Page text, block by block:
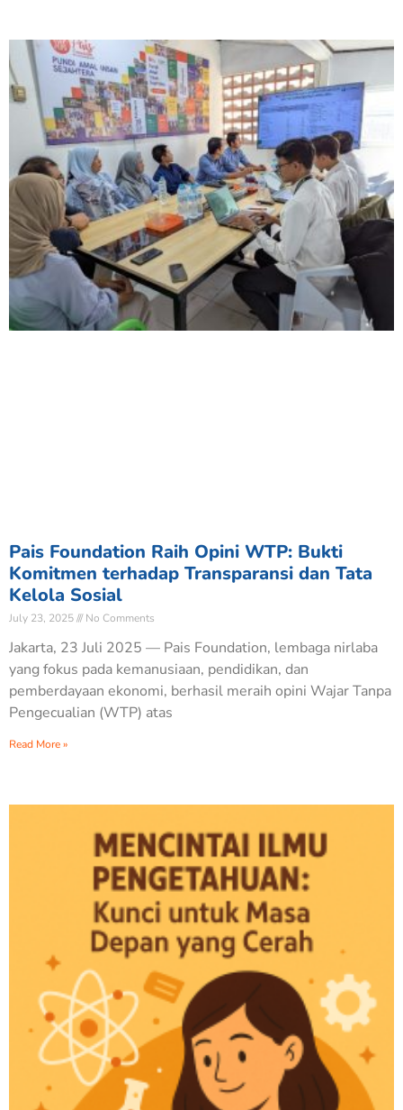
Pais Foundation Raih Opini WTP: Bukti
Komitmen terhadap Transparansi dan Tata
Kelola Sosial
July 23, 2025 No Comments
Jakarta, 23 Juli 2025 — Pais Foundation, lembaga nirlaba
yang fokus pada kemanusiaan, pendidikan, dan
pemberdayaan ekonomi, berhasil meraih opini Wajar Tanpa
Pengecualian (WTP) atas
Read More »